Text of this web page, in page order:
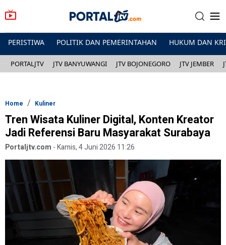
PERISTIWA POLITIK DAN PEMERINTAHAN HUKUM DAN
PORTALJTV JTV BANYUWANGI JTV BOJONEGORO JTV JEMBER
Home Kuliner
Tren Wisata Kuliner Digital, Konten Kreator
Jadi Referensi Baru Masyarakat Surabaya
Portaljtv.com -Kamis, 4 Juni 2026 11:26